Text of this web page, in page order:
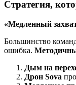
Стратегия,
«Медленный
Большинство
ошибка.
Дым на
Дрон Sova